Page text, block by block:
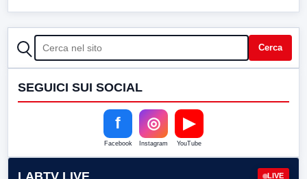
CERCA Cerca
SEGUICI SUI SOCIAL
f
Facebook
◎
Instagram
▶
YouTube
LABTV LIVE LIVE